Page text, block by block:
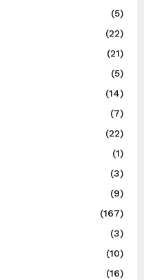
(5)
(22)
(21)
(5)
(14)
(7)
(22)
(1)
(3)
(9)
(167)
(3)
(10)
(16)